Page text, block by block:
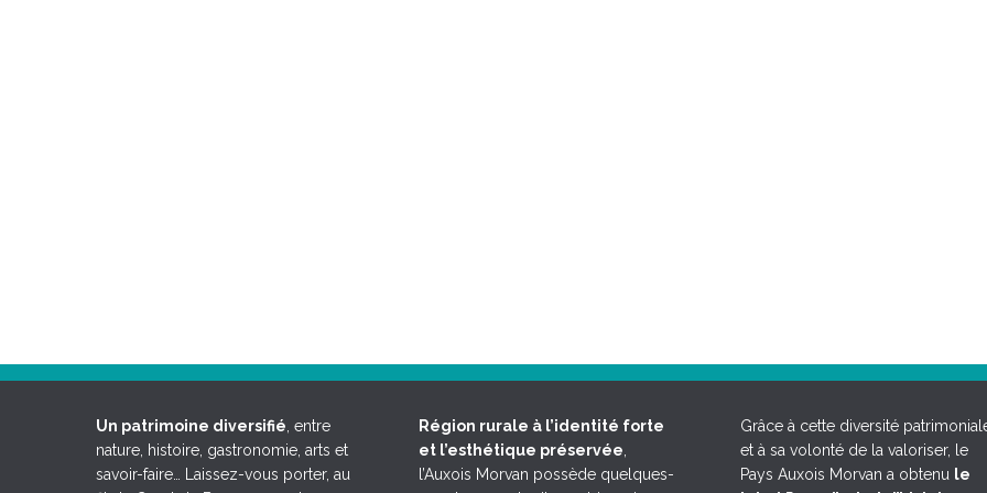
Un patrimoine diversifié , entre
nature, histoire, gastronomie, arts et
savoir-faire… Laissez-vous porter, au
Région rurale à l’identité forte
et l’esthétique préservée
l’Auxois Morvan possède quelques-
Grâce à cette diversité
et à sa volonté de la valoriser, le
Pays Auxois Morvan a obtenu le